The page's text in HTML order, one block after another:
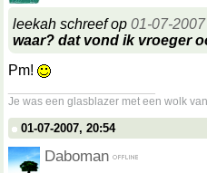
leekah schreef op 01-07-
waar? dat vond ik vroeger
Pm!
Je was een glasblazer met een wolk
01-07-2007, 20:54
Daboman